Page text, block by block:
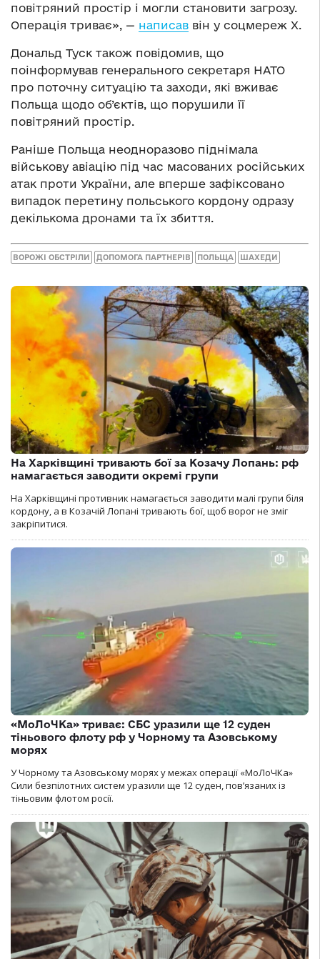
повітряний простір і могли становити загрозу.
Операція триває», — написав він у соцмереж Х.
Дональд Туск також повідомив, що
поінформував генерального секретаря НАТО
про поточну ситуацію та заходи, які вживає
Польща щодо об’єктів, що порушили її
повітряний простір.
Раніше Польща неодноразово піднімала
військову авіацію під час масованих російських
атак проти України, але вперше зафіксовано
випадок перетину польського кордону одразу
декількома дронами та їх збиття.
ВОРОЖІ ОБСТРІЛИ ДОПОМОГА ПАРТНЕРІВ ПОЛЬЩА ШАХЕДИ
На Харківщині тривають бої за Козачу Лопань: рф
намагається заводити окремі групи
На Харківщині противник намагається заводити малі групи біля
кордону, а в Козачій Лопані тривають бої, щоб ворог не зміг
закріпитися.
«МоЛоЧКа» триває: СБС уразили ще 12 суден
тіньового флоту рф у Чорному та Азовському
морях
У Чорному та Азовському морях у межах операції «МоЛоЧКа»
Сили безпілотних систем уразили ще 12 суден, пов’язаних із
тіньовим флотом росії.